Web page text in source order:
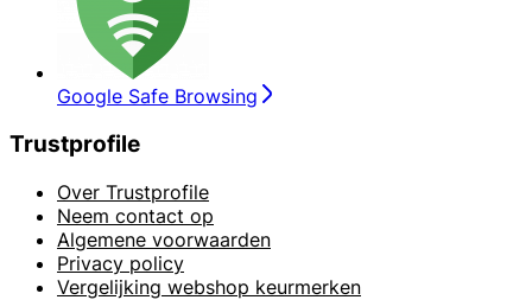
Google Safe Browsing
Trustprofile
Over Trustprofile
Neem contact op
Algemene voorwaarden
Privacy policy
Vergelijking webshop keurmerken